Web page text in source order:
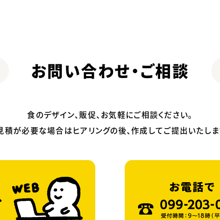
お問い合わせ・ご相談
食のデザイン、販促、お気軽にご相談ください。
積が必要な場合はヒアリングの後、作成してご提出いたしま